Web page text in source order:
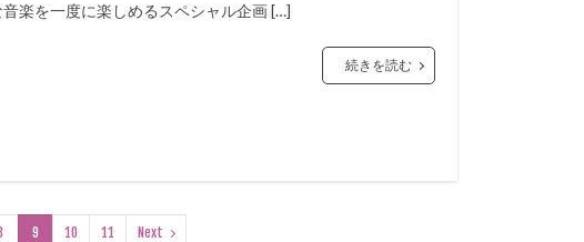
音楽を一度に楽しめるスペシャル企画 […]
続きを読む
9 10 11 Next